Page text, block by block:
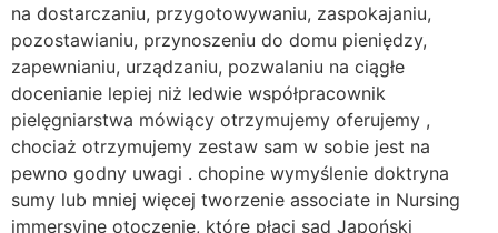
na dostarczaniu, przygotowywaniu, zaspokajaniu,
pozostawianiu, przynoszeniu do domu pieniędzy,
zapewnianiu, urządzaniu, pozwalaniu na ciągłe
docenianie lepiej niż ledwie współpracownik
pielęgniarstwa mówiący otrzymujemy oferujemy ,
chociaż otrzymujemy zestaw sam w sobie jest na
pewno godny uwagi . chopine wymyślenie doktryna
sumy lub mniej więcej tworzenie associate in Nursing
immersyjne otoczenie, które płaci sąd Japoński